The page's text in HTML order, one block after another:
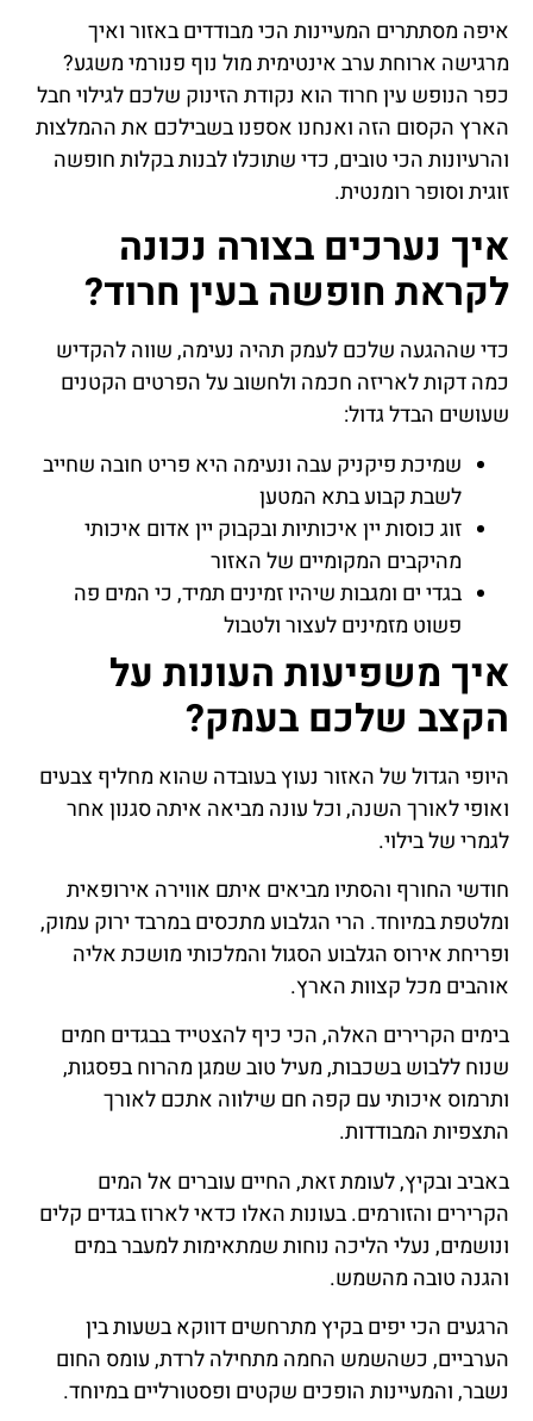
איפה מסתתרים המעיינות הכי מבודדים באזור ואיך
מרגישה ארוחת ערב אינטימית מול נוף פנורמי משגע?
כפר הנופש עין חרוד הוא נקודת הזינוק שלכם לגילוי חבל
הארץ הקסום הזה ואנחנו אספנו בשבילכם את ההמלצות
והרעיונות הכי טובים, כדי שתוכלו לבנות בקלות חופשה
זוגית וסופר רומנטית.
איך נערכים בצורה נכונה
לקראת חופשה בעין חרוד?
כדי שההגעה שלכם לעמק תהיה נעימה, שווה להקדיש
כמה דקות לאריזה חכמה ולחשוב על הפרטים הקטנים
שעושים הבדל גדול:
שמיכת פיקניק עבה ונעימה היא פריט חובה שחייב
לשבת קבוע בתא המטען
זוג כוסות יין איכותיות ובקבוק יין אדום איכותי
מהיקבים המקומיים של האזור
בגדי ים ומגבות שיהיו זמינים תמיד, כי המים פה
פשוט מזמינים לעצור ולטבול
איך משפיעות העונות על
הקצב שלכם בעמק?
היופי הגדול של האזור נעוץ בעובדה שהוא מחליף צבעים
ואופי לאורך השנה, וכל עונה מביאה איתה סגנון אחר
לגמרי של בילוי.
חודשי החורף והסתיו מביאים איתם אווירה אירופאית
ומלטפת במיוחד. הרי הגלבוע מתכסים במרבד ירוק עמוק,
ופריחת אירוס הגלבוע הסגול והמלכותי מושכת אליה
אוהבים מכל קצוות הארץ.
בימים הקרירים האלה, הכי כיף להצטייד בבגדים חמים
שנוח ללבוש בשכבות, מעיל טוב שמגן מהרוח בפסגות,
ותרמוס איכותי עם קפה חם שילווה אתכם לאורך
התצפיות המבודדות.
באביב ובקיץ, לעומת זאת, החיים עוברים אל המים
הקרירים והזורמים. בעונות האלו כדאי לארוז בגדים קלים
ונושמים, נעלי הליכה נוחות שמתאימות למעבר במים
והגנה טובה מהשמש.
הרגעים הכי יפים בקיץ מתרחשים דווקא בשעות בין
הערביים, כשהשמש החמה מתחילה לרדת, עומס החום
נשבר, והמעיינות הופכים שקטים ופסטורליים במיוחד.